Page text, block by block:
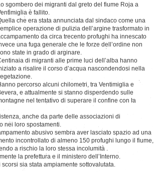
sgombero dei migranti dal greto del fiume Roja a
è fallito.
che era stata annunciata dal sindaco come una
operazione di pulizia dell’argine trasformato in
da circa trecento profughi ha innescato
una fuga generale che le forze dell’ordine non
state in grado di arginare.
di migranti alle prime luci dell’alba hanno
a risalire il corso d’acqua nascondendosi nella
percorso alcuni chilometri, tra Ventimiglia e
e attualmente si stanno disperdendo sulle
nel tentativo di superare il confine con la
anche da parte delle associazioni di
nei loro spostamenti.
abusivo sembra aver lasciato spazio ad una
incontrollato di almeno 150 profughi lungo il fiume,
a rischio la loro stessa incolumità .
la prefettura e il ministero dell’Interno.
sia stata ampiamente sottovalutata.